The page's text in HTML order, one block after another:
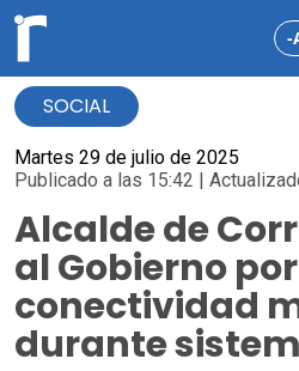
-
SOCIAL
Martes 29 de julio de 2025
Publicado a las 15:42 |
Alcalde de
al Gobierno
conectividad
durante